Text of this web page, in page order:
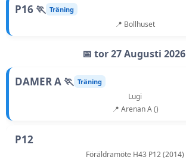
P16 🏃 Träning
📍 Bollhuset
📅 tor 27 Augusti 2026
DAMER A 🏃 Träning
Lugi
📍 Arenan A ()
P12
Föräldramöte H43 P12 (2014)